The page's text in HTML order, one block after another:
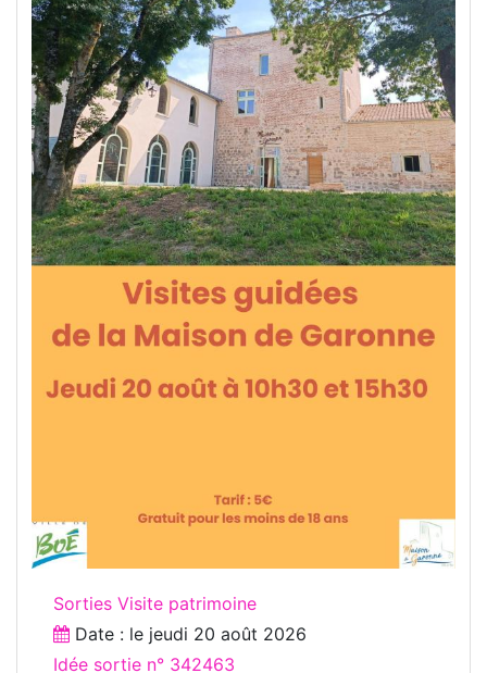
Sorties Visite patrimoine
Date : le jeudi 20 août 2026
Idée sortie n° 342463